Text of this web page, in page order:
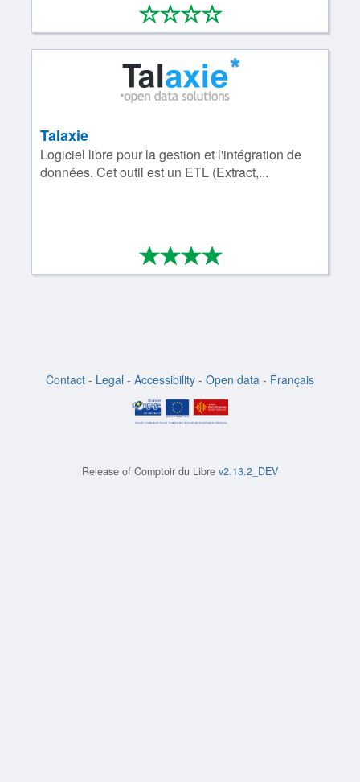
****
0/4
Talaxie
Logiciel libre pour la gestion et l'intégration de
données. Cet outil est un ETL (Extract,...
****
4/4
Contact - Legal - Accessibility - Open data - Français
Release of Comptoir du Libre v2.13.2_DEV